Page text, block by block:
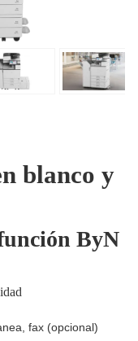
blanco y
ByN
fax (opcional)